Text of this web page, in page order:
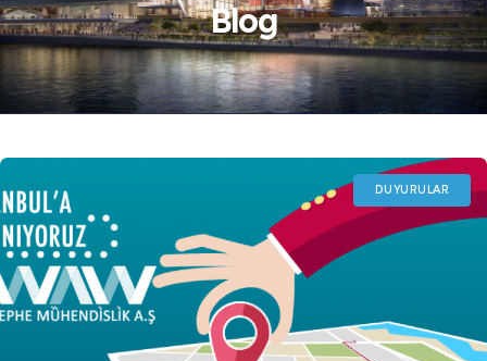
Blog
DUYURULAR